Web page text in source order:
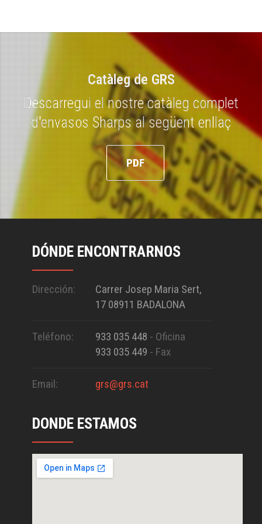
Catàleg de GRS
Descarregui el nostre catàleg complet
d'envasos Sharps al següent enllaç
PDF
DÓNDE ENCONTRARNOS
Dirección:
Carrer Josep Maria Sert,
17 08911 BADALONA
Teléfono: 933 035 448 - Oficina
933 035 449 - Fax
Email: grs@grs.cat
DONDE ESTAMOS